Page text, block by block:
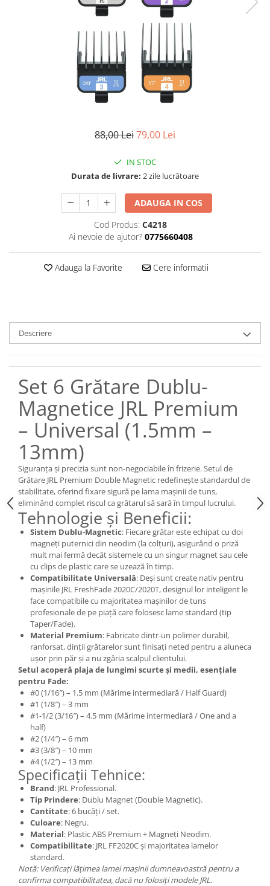
88,00 Lei79,00 Lei
IN STOC
Durata de livrare: 2 zile lucrătoare
ADAUGA IN COS
Cod Produs: C4218
Ai nevoie de ajutor? 0775660408
Adauga la Favorite Cere informatii
Descriere
Set 6 Grătare Dublu-
Magnetice JRL Premium
– Universal (1.5mm –
13mm)
Siguranța și precizia sunt non-negociabile în frizerie. Setul de
Grătare JRL Premium Double Magnetic redefinește standardul de
stabilitate, oferind fixare sigură pe lama mașinii de tuns,
eliminând complet riscul ca grătarul să sară în timpul lucrului.
Tehnologie și Beneficii:
Sistem Dublu-Magnetic: Fiecare grătar este echipat cu doi
magneți puternici din neodim (la colțuri), asigurând o priză
mult mai fermă decât sistemele cu un singur magnet sau cele
cu clips de plastic care se uzează în timp.
Compatibilitate Universală: Deși sunt create nativ pentru
mașinile JRL FreshFade 2020C/2020T, designul lor inteligent le
face compatibile cu majoritatea mașinilor de tuns
profesionale de pe piață care folosesc lame standard (tip
Taper/Fade).
Material Premium: Fabricate dintr-un polimer durabil,
ranforsat, dinții grătarelor sunt finisați neted pentru a aluneca
ușor prin păr și a nu zgâria scalpul clientului.
Setul acoperă plaja de lungimi scurte și medii, esențiale
pentru Fade:
#0 (1/16″) – 1.5 mm (Mărime intermediară / Half Guard)
#1 (1/8″) – 3 mm
#1-1/2 (3/16″) – 4.5 mm (Mărime intermediară / One and a
half)
#2 (1/4″) – 6 mm
#3 (3/8″) – 10 mm
#4 (1/2″) – 13 mm
Specificații Tehnice:
Brand: JRL Professional.
Tip Prindere: Dublu Magnet (Double Magnetic).
Cantitate: 6 bucăți / set.
Culoare: Negru.
Material: Plastic ABS Premium + Magneți Neodim.
Compatibilitate: JRL FF2020C și majoritatea lamelor
standard.
Notă: Verificați lățimea lamei mașinii dumneavoastră pentru a
confirma compatibilitatea, dacă nu folosiți modele JRL.